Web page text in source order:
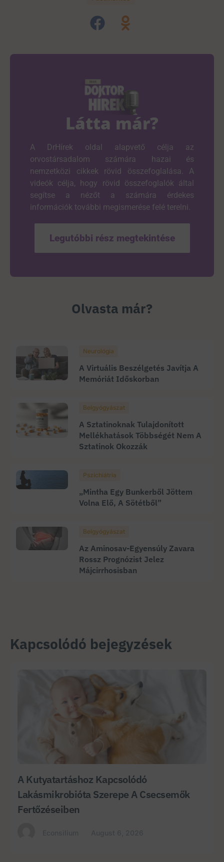
Látta már?
A DrHírek oldal alapvető célja az
orvostársadalom számára hazai és
nemzetközi cikkek rövid összefoglalása. A
videók célja, hogy rövid összefoglalók által
segítse a nézőt a számára érdekes
információk további megismerése felé terelni.
Legutóbbi rész megtekintése
Olvasta már?
Neurológia
A Virtuális Beszélgetés Javítja A
Memóriát Időskorban
Belgyógyászat
A Sztatinoknak Tulajdonított
Mellékhatások Többségét Nem A
Sztatinok Okozzák
Pszichiátria
„Mintha Egy Bunkerből Jöttem
Volna Elő, A Sötétből”
Belgyógyászat
Az Aminosav-Egyensúly Zavara
Rossz Prognózist Jelez
Májcirrhosisban
Kapcsolódó bejegyzések
A Kutyatartáshoz Kapcsolódó
Lakásmikrobióta Szerepe A Csecsemők
Fertőzéseiben